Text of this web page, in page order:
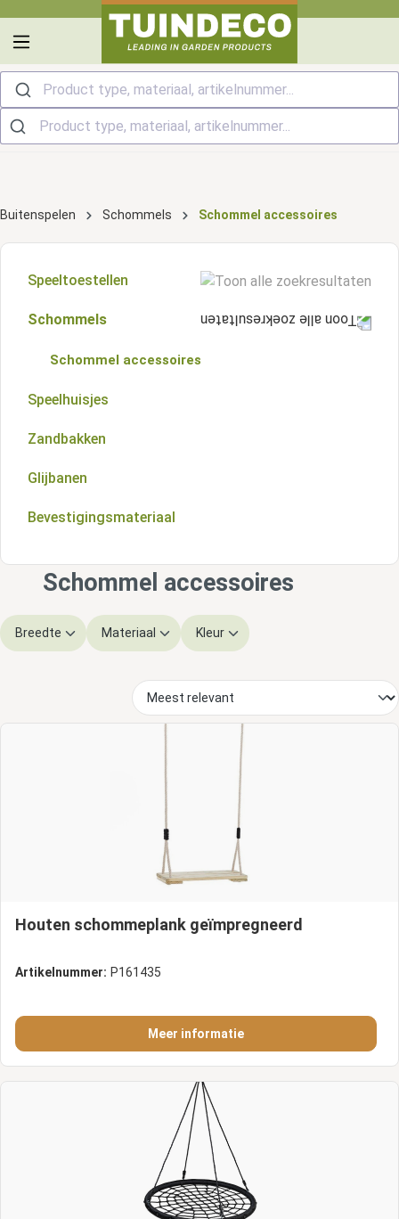
Product type, materiaal, artikelnummer...
Buitenspelen Schommels Schommel accessoires
Speeltoestellen
Aanbouwmodules
Speelaccessoires
Schommels
Schommel accessoires
Speelhuisjes
Zandbakken
Glijbanen
Bevestigingsmateriaal
Schommel accessoires
Breedte Materiaal Kleur
Houten schommeplank geïmpregneerd
Artikelnummer: P161435
Meer informatie